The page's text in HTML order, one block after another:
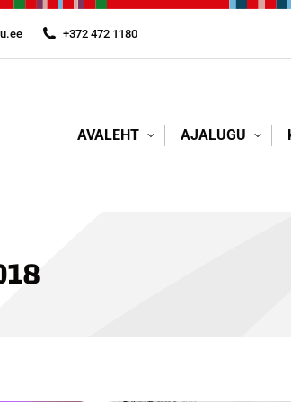
+372 472 1180
AVALEHT AJALUGU